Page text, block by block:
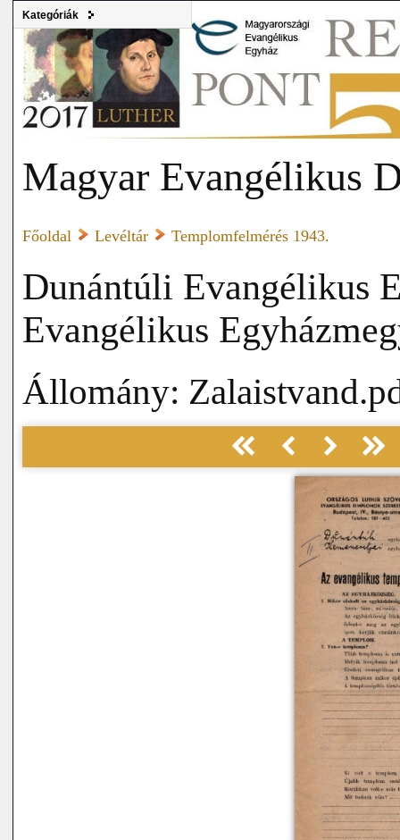
Kategóriák
Magyar Evangélikus
Főoldal Levéltár Templomfelmérés 1943.
Dunántúli Evangélikus
Evangélikus
Állomány: